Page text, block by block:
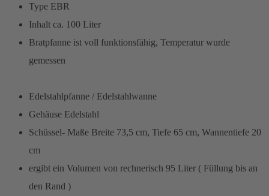
Type EBR
Inhalt ca. 100 Liter
Bratpfanne ist voll funktionsfähig, Temperatur wurde
gemessen
Edelstahlpfanne / Edelstahlwanne
Gehäuse Edelstahl
Schüssel- Maße Breite 73,5 cm, Tiefe 65 cm, Wannentiefe 20
cm
ergibt ein Volumen von rechnerisch 95 Liter ( Füllung bis an
den Rand )